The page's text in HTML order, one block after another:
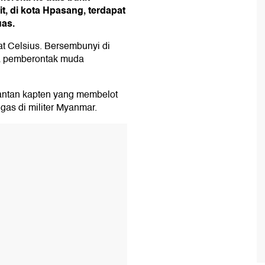
di kota Hpasang, terdapat
Celsius. Bersembunyi di
muda
kapten yang membelot
di militer Myanmar.